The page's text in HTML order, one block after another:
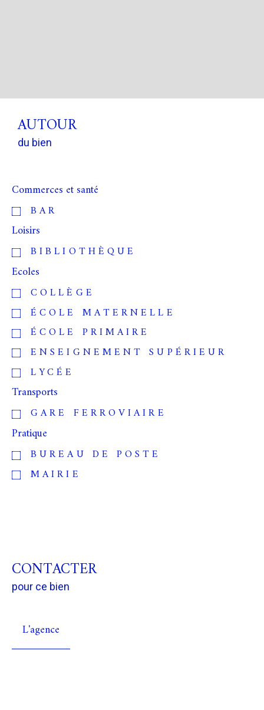
AUTOUR
du bien
Commerces et santé
BAR
Loisirs
BIBLIOTHÈQUE
Ecoles
COLLÈGE
ÉCOLE MATERNELLE
ÉCOLE PRIMAIRE
ENSEIGNEMENT SUPÉRIEUR
LYCÉE
Transports
GARE FERROVIAIRE
Pratique
BUREAU DE POSTE
MAIRIE
CONTACTER
pour ce bien
L'agence